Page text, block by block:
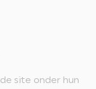
site onder hun